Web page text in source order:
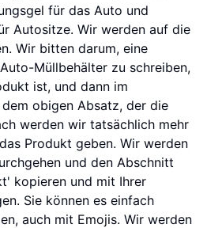
für das Auto und
Autositze. Wir werden auf die
Wir bitten darum, eine
Müllbehälter zu schreiben,
ist, und dann im
obigen Absatz, der die
werden wir tatsächlich mehr
Produkt geben. Wir werden
und den Abschnitt
kopieren und mit Ihrer
Sie können es einfach
auch mit Emojis. Wir werden